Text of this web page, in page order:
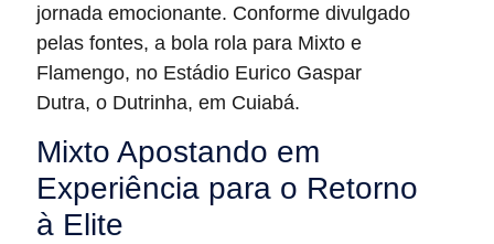
jornada emocionante. Conforme divulgado
pelas fontes, a bola rola para Mixto e
Flamengo, no Estádio Eurico Gaspar
Dutra, o Dutrinha, em Cuiabá.
Mixto Apostando em
Experiência para o Retorno
à Elite